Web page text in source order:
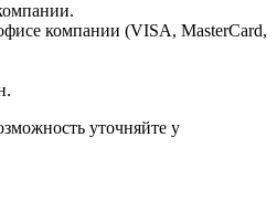
компании (VISA, MasterCard,
уточняйте у